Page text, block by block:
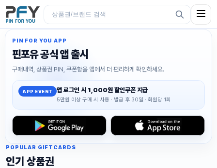
PIN FOR YOU APP
핀포유 공식 앱 출시
구매내역, 상품권 PIN, 쿠폰함을 앱에서 더 편리하게 확인하세요.
APP EVENT 앱 로그인 시 1,000원 할인쿠폰 지급
5만원 이상 구매 시 사용 · 발급 후 30일 · 회원당 1회
POPULAR GIFTCARDS
인기 상품권